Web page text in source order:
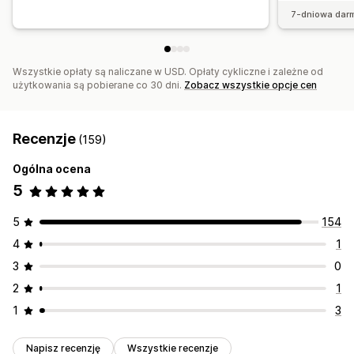
7-dniowa
Wszystkie opłaty są naliczane w USD. Opłaty cykliczne i zależne od
użytkowania są pobierane co 30 dni. Zobacz wszystkie opcje cen
Recenzje (159)
Ogólna ocena
5
5
154
4
1
3
0
2
1
1
3
Napisz recenzję Wszystkie recenzje